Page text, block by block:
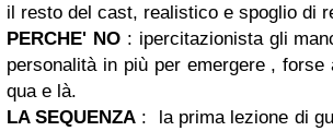
il resto del cast, realistico e spoglio di
PERCHE' NO : ipercitazionista gli
personalità in più per emergere , forse
qua e là.
LA SEQUENZA : la prima lezione di